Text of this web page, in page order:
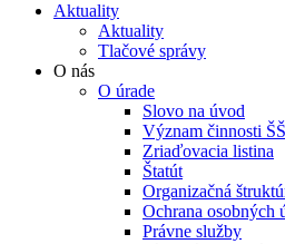
Aktuality
Aktuality
Tlačové správy
O nás
O úrade
Slovo na úvod
Význam činnosti
Zriaďovacia listina
Štatút
Organizačná
Ochrana osobných
Právne služby